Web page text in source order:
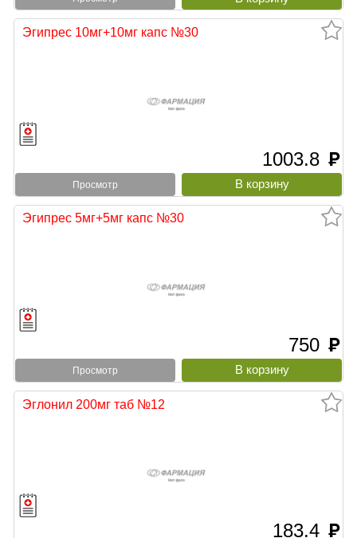
Эгипрес 10мг+10мг капс №30
1003.8 руб
Просмотр
Эгипрес 5мг+5мг капс №30
750 руб
Просмотр
Эглонил 200мг таб №12
183.4 руб